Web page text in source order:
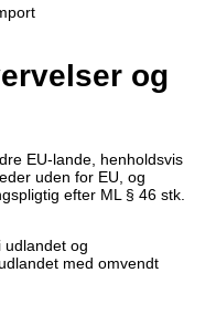
og
EU-lande, henholdsvis
uden for EU, og
efter ML § 46 stk.
udlandet og
med omvendt